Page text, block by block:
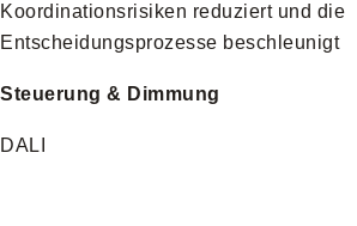
Koordinationsrisiken reduziert und die
Entscheidungsprozesse beschleunigt
Steuerung & Dimmung
DALI